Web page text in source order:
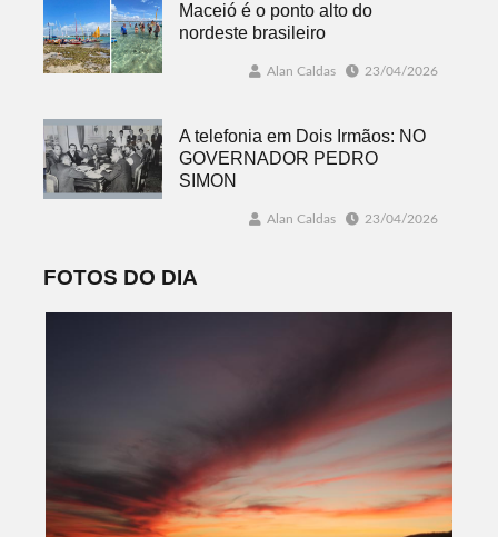
Maceió é o ponto alto do
nordeste brasileiro
Alan Caldas 23/04/2026
A telefonia em Dois Irmãos: NO
GOVERNADOR PEDRO
SIMON
Alan Caldas 23/04/2026
FOTOS DO DIA